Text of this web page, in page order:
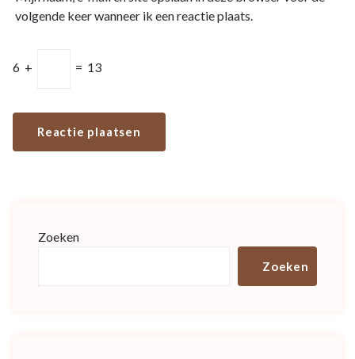
volgende keer wanneer ik een reactie plaats.
6 + = 13
Zoeken
Zoeken